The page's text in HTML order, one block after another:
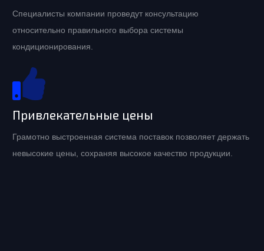
Специалисты компании проведут консультацию
относительно правильного выбора системы
кондиционирования.
Привлекательные цены
Грамотно выстроенная система поставок позволяет держать
невысокие цены, сохраняя высокое качество продукции.